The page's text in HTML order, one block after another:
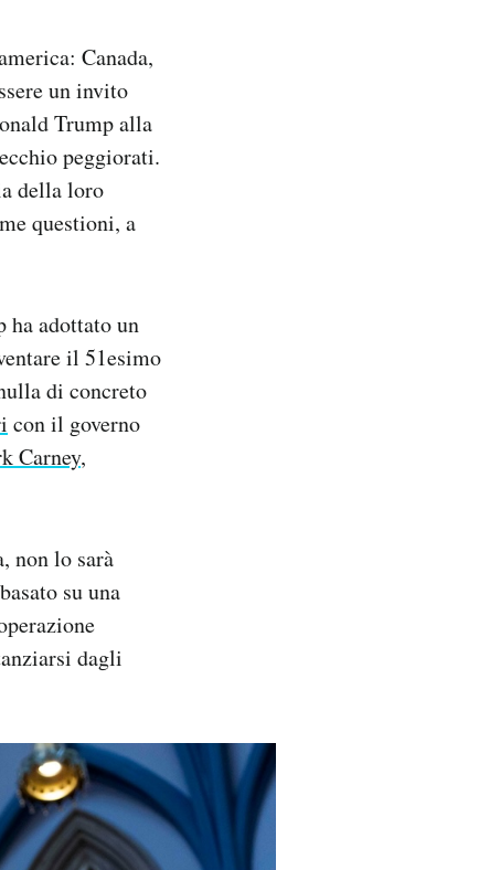
Canada,
un invito
Trump alla
peggiorati.
della loro
questioni, a
ha adottato un
il 51esimo
di concreto
con il governo
Carney,
non lo sarà
su una
dagli